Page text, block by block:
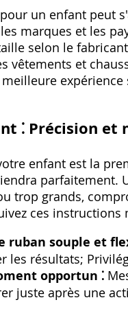
un enfant peut
marques et les
selon le
vêtements et
⁚ Précision et
enfant est la
parfaitement.
trop grands‚
ces instructions
ruban souple et
les résultats;
opportun ⁚
juste après une